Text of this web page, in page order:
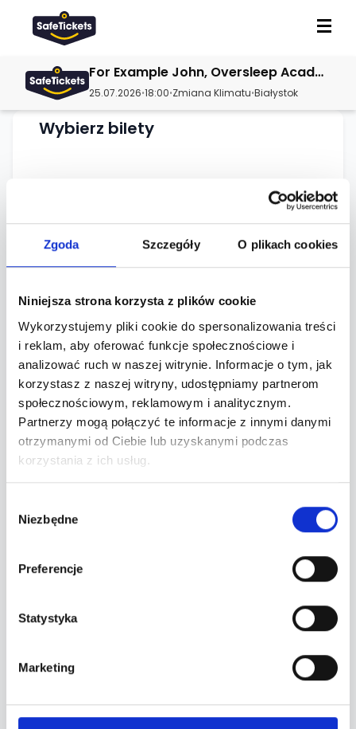
Zgoda Szczegóły O plikach cookies
Niniejsza strona korzysta z plików cookie
Wykorzystujemy pliki cookie do spersonalizowania treści
i reklam, aby oferować funkcje społecznościowe i
analizować ruch w naszej witrynie. Informacje o tym, jak
korzystasz z naszej witryny, udostępniamy partnerom
społecznościowym, reklamowym i analitycznym.
Partnerzy mogą połączyć te informacje z innymi danymi
otrzymanymi od Ciebie lub uzyskanymi podczas
korzystania z ich usług.
zgody
Niezbędne
Preferencje
Statystyka
Marketing
For Example John, Oversleep Academy, Bimo / Białystok, klub Zmiana Klimatu / 25.07.2026
25.07.2026•18:00•Zmiana Klimatu•Białystok
Wybierz bilety
Ładowanie dostępnych biletów...
Lokalizacja
Twoje zamówienie
Wybierz bilety po lewej stronie.